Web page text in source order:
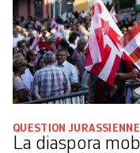
QUESTION JURASSIENNE
La diaspora